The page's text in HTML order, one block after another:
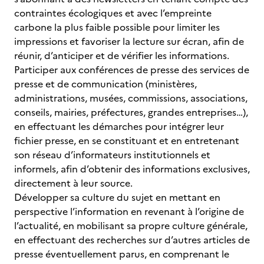
contraintes écologiques et avec l’empreinte
carbone la plus faible possible pour limiter les
impressions et favoriser la lecture sur écran, afin de
réunir, d’anticiper et de vérifier les informations.
Participer aux conférences de presse des services de
presse et de communication (ministères,
administrations, musées, commissions, associations,
conseils, mairies, préfectures, grandes entreprises…),
en effectuant les démarches pour intégrer leur
fichier presse, en se constituant et en entretenant
son réseau d’informateurs institutionnels et
informels, afin d’obtenir des informations exclusives,
directement à leur source.
Développer sa culture du sujet en mettant en
perspective l’information en revenant à l’origine de
l’actualité, en mobilisant sa propre culture générale,
en effectuant des recherches sur d’autres articles de
presse éventuellement parus, en comprenant le